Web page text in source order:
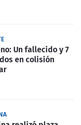
Un fallecido y 7
en colisión